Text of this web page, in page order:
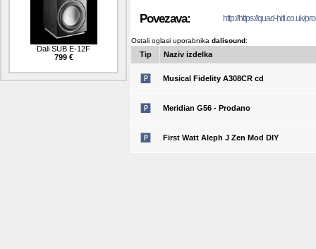
Dali SUB E-12F
799 €
Povezava:
http://https://quad-hifi.co.uk/
Ostali oglasi uporabnika dalisound:
Tip Naziv izdelka
Musical Fidelity A308CR cd
Meridian G56 - Prodano
First Watt Aleph J Zen Mod DIY